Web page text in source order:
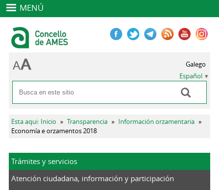
MENÚ
Formulario de búsqueda
Buscar
Galego
Español
Se encuentra usted aquí
Esta aqui: Inicio » Transparencia » Información orzamentaria »
Economía e orzamentos 2018
Trámites y servicios
Atención ciudadana, información y participación